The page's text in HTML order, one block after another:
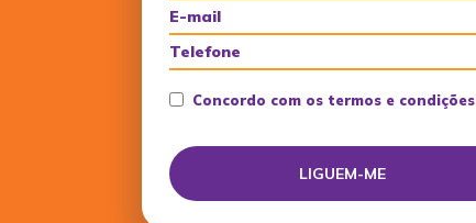
Concordo com os termos e condições